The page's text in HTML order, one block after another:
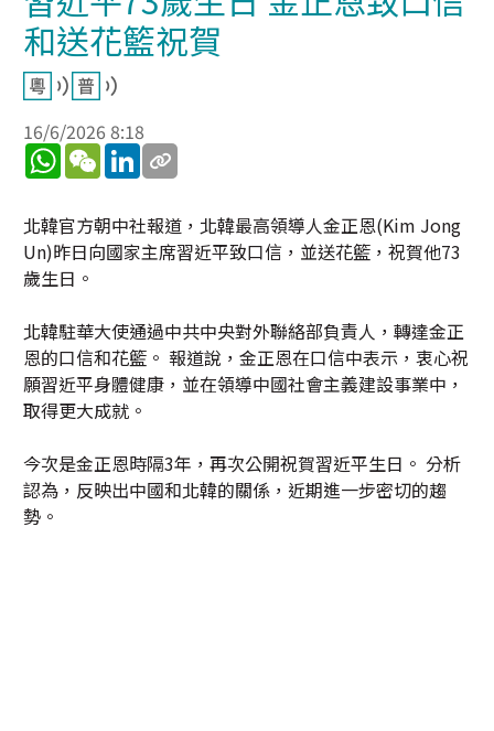
和送花籃祝賀
16/6/2026 8:18
WhatsApp
WeChatLinkedIn
北韓官方朝中社報道，北韓最高領導人金正恩(Kim Jong
Un)昨日向國家主席習近平致口信，並送花籃，祝賀他73
歲生日。
北韓駐華大使通過中共中央對外聯絡部負責人，轉達金正
恩的口信和花籃。 報道說，金正恩在口信中表示，衷心祝
願習近平身體健康，並在領導中國社會主義建設事業中，
取得更大成就。
今次是金正恩時隔3年，再次公開祝賀習近平生日。 分析
認為，反映出中國和北韓的關係，近期進一步密切的趨
勢。